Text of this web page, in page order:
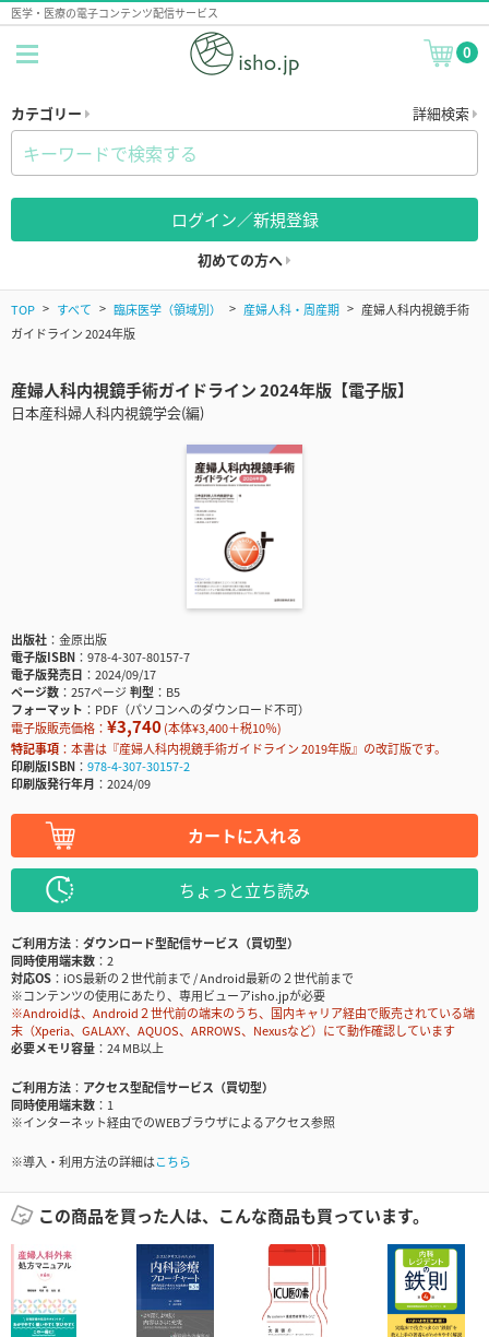
医学・医療の電子コンテンツ配信サービス
0
カテゴリー 詳細検索
ログイン／新規登録
初めての方へ
TOP すべて 臨床医学（領域別） 産婦人科・周産期
産婦人科内視鏡手術
ガイドライン 2024年版
産婦人科内視鏡手術ガイドライン 2024年版【電子版】
日本産科婦人科内視鏡学会(編)
出版社
金原出版
電子版ISBN
978-4-307-80157-7
電子版発売日
2024/09/17
ページ数
257ページ判型
B5
フォーマット
PDF（パソコンへのダウンロード不可）
電子版販売価格： ¥3,740(本体¥3,400＋税10％)
特記事項
本書は『産婦人科内視鏡手術ガイドライン 2019年版』の改訂版です。
印刷版ISBN
978-4-307-30157-2
印刷版発行年月
2024/09
カートに入れる
ちょっと立ち読み
ご利用方法
ダウンロード型配信サービス（買切型）
同時使用端末数
2
対応OS
iOS最新の２世代前まで / Android最新の２世代前まで
※コンテンツの使用にあたり、専用ビューアisho.jpが必要
※Androidは、Android２世代前の端末のうち、国内キャリア経由で販売されている端
末（Xperia、GALAXY、AQUOS、ARROWS、Nexusなど）にて動作確認しています
必要メモリ容量
24 MB以上
ご利用方法
アクセス型配信サービス（買切型）
同時使用端末数
1
※インターネット経由でのWEBブラウザによるアクセス参照
※導入・利用方法の詳細はこちら
この商品を買った人は、こんな商品も買っています。